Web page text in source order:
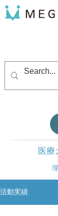
医療
活動実績